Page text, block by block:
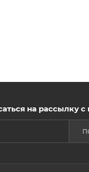
на рассылку